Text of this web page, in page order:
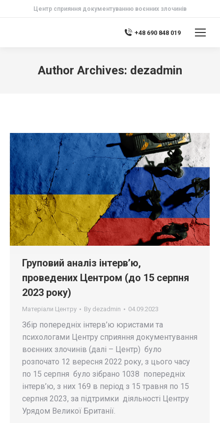
Центр сприяння документуванню воєнних злочинів
+48 690 848 019
Author Archives: dezadmin
Груповий аналіз інтерв’ю,
проведених Центром (до 15 серпня
2023 року)
Матеріали Центру By dezadmin 04.09.2023
Збір попередніх інтерв’ю юристами та
психологами Центру сприяння документування
воєнних злочинів (далі – Центр) було
розпочато 12 вересня 2022 року, з цього часу
по 15 cерпня було зібрано 1038 попередніх
інтерв’ю, з них 169 в період з 15 травня по 15
серпня 2023, за підтримки діяльності Центру
Урядом Великої Британії.